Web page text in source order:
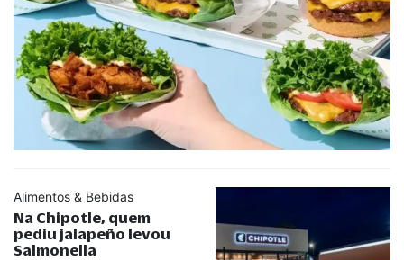
Alimentos & Bebidas
Na Chipotle, quem
pediu jalapeño levou
Salmonella